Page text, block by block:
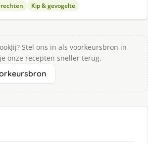
Kip & gevogelte
Stel ons in als voorkeursbron in
onze recepten sneller terug.